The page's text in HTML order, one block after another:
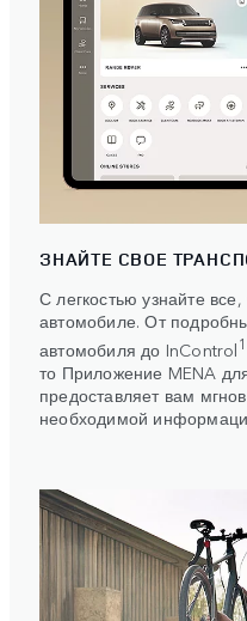
ЗНАЙТЕ СВОЕ
С легкостью узнайте
автомобиле. От
автомобиля до InControl1
то Приложение MENA
предоставляет вам
необходимой